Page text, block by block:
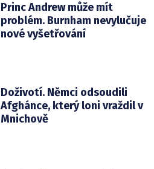
Princ Andrew může mít
problém. Burnham nevylučuje
nové vyšetřování
Doživotí. Němci odsoudili
Afghánce, který loni vraždil v
Mnichově